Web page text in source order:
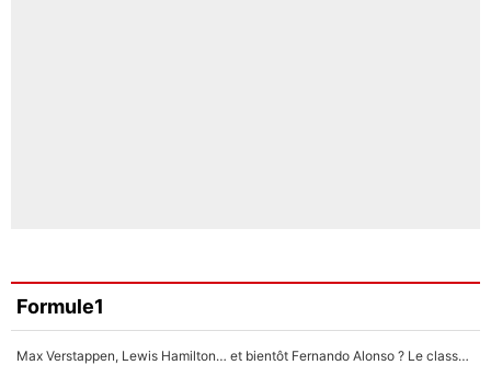
Formule1
Max Verstappen, Lewis Hamilton… et bientôt Fernando Alonso ? Le classement des pilotes les mieux payés en Formule 1 risque de changer !